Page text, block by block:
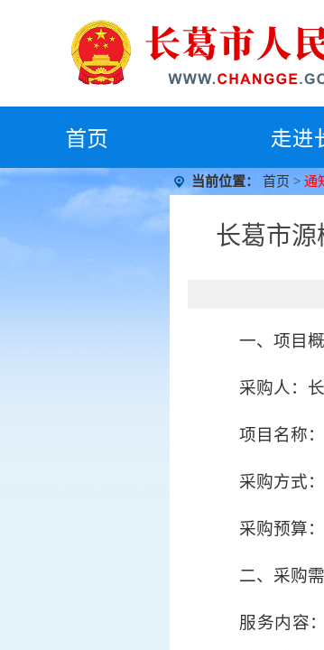
首页 走进
当前位置： 首页 > 通
长葛市源
一、项目
采购人：
项目名称
采购方式
采购预算
二、采购
服务内容